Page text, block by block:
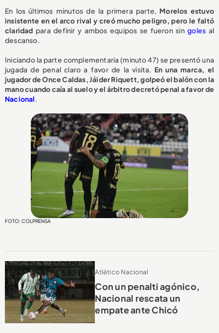
En los últimos minutos de la primera parte, Morelos estuvo
insistente en el arco rival y creó mucho peligro, pero le faltó
claridad para definir y ambos equipos se fueron singoles al
descanso.
Iniciando la parte complementaria (minuto 47) se presentó una
jugada de penal claro a favor de la visita. En una marca, el
jugador de Once Caldas, Jáider Riquett, golpeó el balón con la
mano cuando caía al suelo y el árbitro decretó penal a favor de
Nacional.
FOTO: COLPRENSA
Atlético Nacional
Con un penalti agónico,
Nacional rescata un
empate ante Chicó